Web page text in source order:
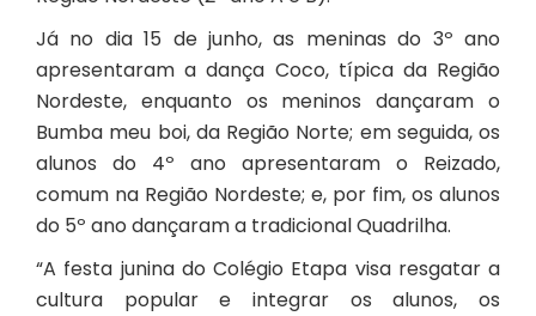
Já no dia 15 de junho, as meninas do 3º ano
apresentaram a dança Coco, típica da Região
Nordeste, enquanto os meninos dançaram o
Bumba meu boi, da Região Norte; em seguida, os
alunos do 4º ano apresentaram o Reizado,
comum na Região Nordeste; e, por fim, os alunos
do 5º ano dançaram a tradicional Quadrilha.
“A festa junina do Colégio Etapa visa resgatar a
cultura popular e integrar os alunos, os